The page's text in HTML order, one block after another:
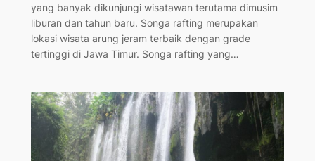
yang banyak dikunjungi wisatawan terutama dimusim
liburan dan tahun baru. Songa rafting merupakan
lokasi wisata arung jeram terbaik dengan grade
tertinggi di Jawa Timur. Songa rafting yang…